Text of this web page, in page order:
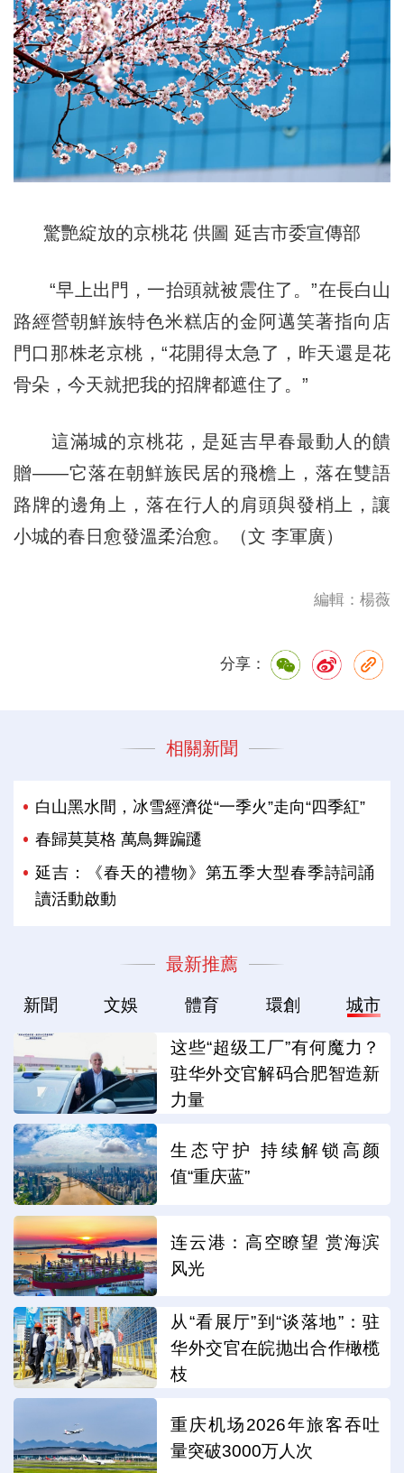
驚艷綻放的京桃花 供圖 延吉市委宣傳部
“早上出門，一抬頭就被震住了。”在長白山
路經營朝鮮族特色米糕店的金阿邁笑著指向店
門口那株老京桃，“花開得太急了，昨天還是花
骨朵，今天就把我的招牌都遮住了。”
這滿城的京桃花，是延吉早春最動人的饋
贈——它落在朝鮮族民居的飛檐上，落在雙語
路牌的邊角上，落在行人的肩頭與發梢上，讓
小城的春日愈發溫柔治愈。（文 李軍廣）
編輯：楊薇
分享：
相關新聞
白山黑水間，冰雪經濟從“一季火”走向“四季紅”
春歸莫莫格 萬鳥舞蹁躚
延吉：《春天的禮物》第五季大型春季詩詞誦
讀活動啟動
最新推薦
新聞 文娛 體育 環創 城市
这些“超级工厂”有何魔力？
驻华外交官解码合肥智造新
力量
生态守护 持续解锁高颜
值“重庆蓝”
连云港：高空瞭望 赏海滨
风光
从“看展厅”到“谈落地”：驻
华外交官在皖抛出合作橄榄
枝
重庆机场2026年旅客吞吐
量突破3000万人次